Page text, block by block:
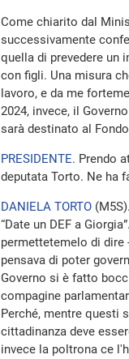
Come chiarito dal
successivamente
quella di prevedere un
con figli. Una misura
lavoro, e da me
2024, invece, il
sarà destinato al
PRESIDENTE. Prendo
deputata Torto. Ne ha
DANIELA TORTO (M5S
“Date un DEF a
permettetemelo di dire
pensava di poter
Governo si è fatto
compagine
Perché, mentre questi
cittadinanza deve
invece la poltrona ce